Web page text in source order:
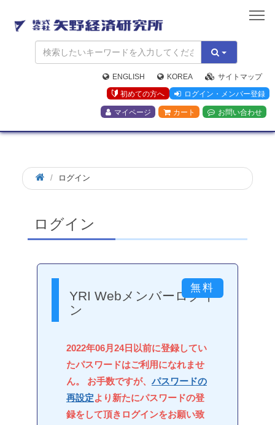
矢
野
経
済
研
究
所
ENGLISH KOREA
サイトマップ
初めての方へ
ログイン・メンバー登録
マイページ カート お問い合わせ
ログイン
ログイン
YRI Webメンバーログイ
ン
2022年06月24日以前に登録してい
たパスワードはご利用になれませ
ん。 お手数ですが、 パスワードの
再設定より新たにパスワードの登
録をして頂きログインをお願い致